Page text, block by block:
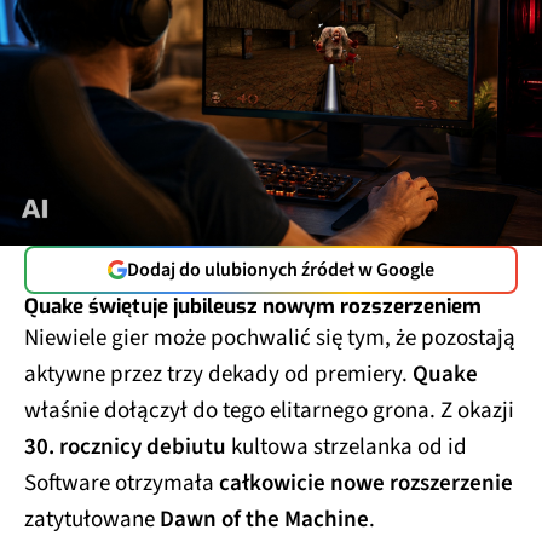
Dodaj do ulubionych źródeł w Google
Quake świętuje jubileusz nowym rozszerzeniem
Niewiele gier może pochwalić się tym, że pozostają
aktywne przez trzy dekady od premiery. Quake
właśnie dołączył do tego elitarnego grona. Z okazji
30. rocznicy debiutu kultowa strzelanka od id
Software otrzymałacałkowicie nowe rozszerzenie
zatytułowaneDawn of the Machine.